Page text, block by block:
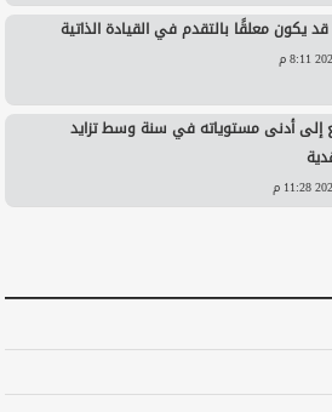
يكون معلقًا بالتقدم في القيادة الذاتية
إلى أدنى مستوياته في سنة وسط تزايد